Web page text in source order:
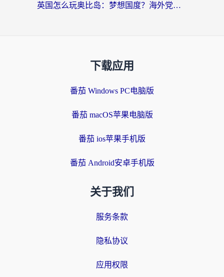
英国怎么玩奥比岛：梦想国度？海外党不卡攻略+加速器选择秘籍
下载应用
番茄 Windows PC电脑版
番茄 macOS苹果电脑版
番茄 ios苹果手机版
番茄 Android安卓手机版
关于我们
服务条款
隐私协议
应用权限